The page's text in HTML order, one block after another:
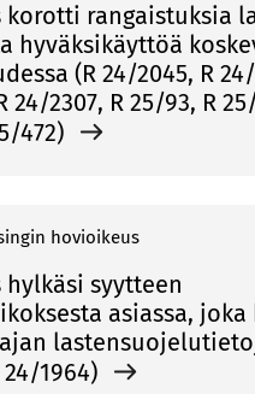
korotti rangaistuksia
hyväksikäyttöä
(R 24/2045, R 24/
24/2307, R 25/93, R
472)
hovioikeus
syytteen
asiassa, joka
1964)